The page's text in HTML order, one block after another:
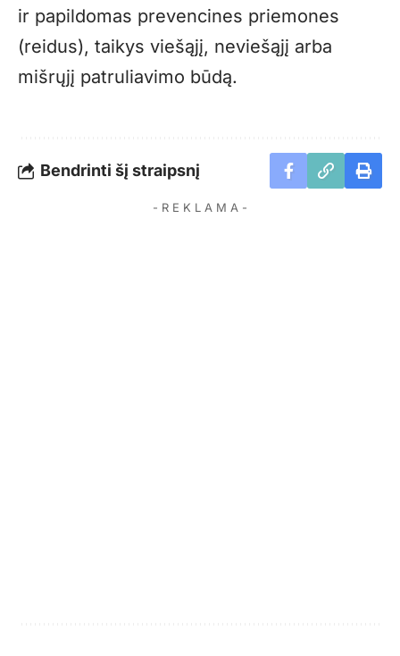
ir papildomas prevencines priemones
(reidus), taikys viešąjį, neviešąjį arba
mišrųjį patruliavimo būdą.
Bendrinti šį straipsnį
- R E K L A M A -